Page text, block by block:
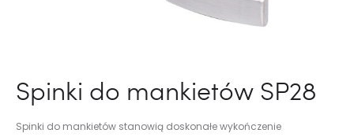
Spinki do mankietów SP28
Spinki do mankietów stanowią doskonałe wykończenie